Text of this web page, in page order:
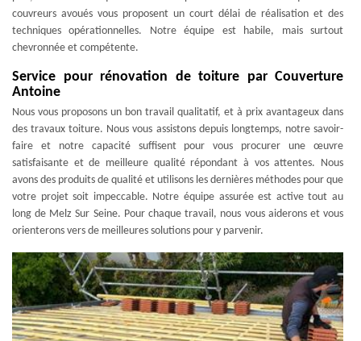
couvreurs avoués vous proposent un court délai de réalisation et des
techniques opérationnelles. Notre équipe est habile, mais surtout
chevronnée et compétente.
Service pour rénovation de toiture par Couverture
Antoine
Nous vous proposons un bon travail qualitatif, et à prix avantageux dans
des travaux toiture. Nous vous assistons depuis longtemps, notre savoir-
faire et notre capacité suffisent pour vous procurer une œuvre
satisfaisante et de meilleure qualité répondant à vos attentes. Nous
avons des produits de qualité et utilisons les dernières méthodes pour que
votre projet soit impeccable. Notre équipe assurée est active tout au
long de Melz Sur Seine. Pour chaque travail, nous vous aiderons et vous
orienterons vers de meilleures solutions pour y parvenir.